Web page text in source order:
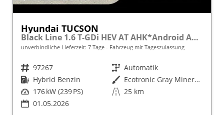
Hyundai TUCSON
Black Line 1.6 T-GDi HEV AT AHK*Android Auto*Navi*SHZ*Kamera*2Z Klimaauto*
unverbindliche Lieferzeit: 7 Tage Fahrzeug mit Tageszulassung
Fahrzeugnr. 97267 Getriebe Automatik
Kraftstoff Hybrid Benzin Außenfarbe
Ecotronic Gray Mineraleffekt
Leistung 176 kW (239 PS) Kilometerstand 25 km
01.05.2026